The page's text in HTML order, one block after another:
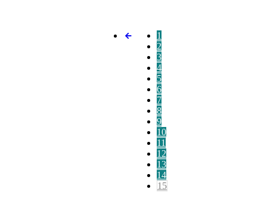
1
2
3
4
5
6
7
8
9
10
11
12
13
14
15